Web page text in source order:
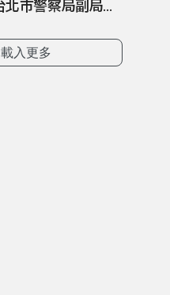
台北市警察局副局長：周壽松
載入更多